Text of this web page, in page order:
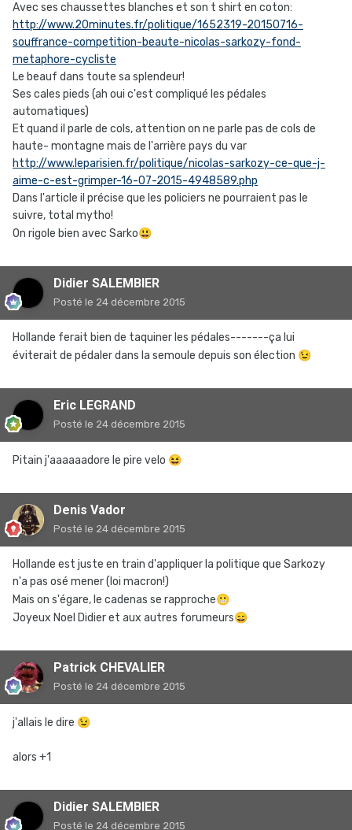
Avec ses chaussettes blanches et son t shirt en coton:
http://www.20minutes.fr/politique/1652319-20150716-
souffrance-competition-beaute-nicolas-sarkozy-fond-
metaphore-cycliste
Le beauf dans toute sa splendeur!
Ses cales pieds (ah oui c'est compliqué les pédales
automatiques)
Et quand il parle de cols, attention on ne parle pas de cols de
haute- montagne mais de l'arrière pays du var
http://www.leparisien.fr/politique/nicolas-sarkozy-ce-que-j-
aime-c-est-grimper-16-07-2015-4948589.php
Dans l'article il précise que les policiers ne pourraient pas le
suivre, total mytho!
On rigole bien avec Sarko😃
Didier SALEMBIER
Posté le 24 décembre 2015
Hollande ferait bien de taquiner les pédales-------ça lui
éviterait de pédaler dans la semoule depuis son élection 😉
Eric LEGRAND
Posté le 24 décembre 2015
Pitain j'aaaaaadore le pire velo 😆
Denis Vador
Posté le 24 décembre 2015
Hollande est juste en train d'appliquer la politique que Sarkozy
n'a pas osé mener (loi macron!)
Mais on s'égare, le cadenas se rapproche😬
Joyeux Noel Didier et aux autres forumeurs😄
Patrick CHEVALIER
Posté le 24 décembre 2015
j'allais le dire 😉
alors +1
Didier SALEMBIER
Posté le 24 décembre 2015